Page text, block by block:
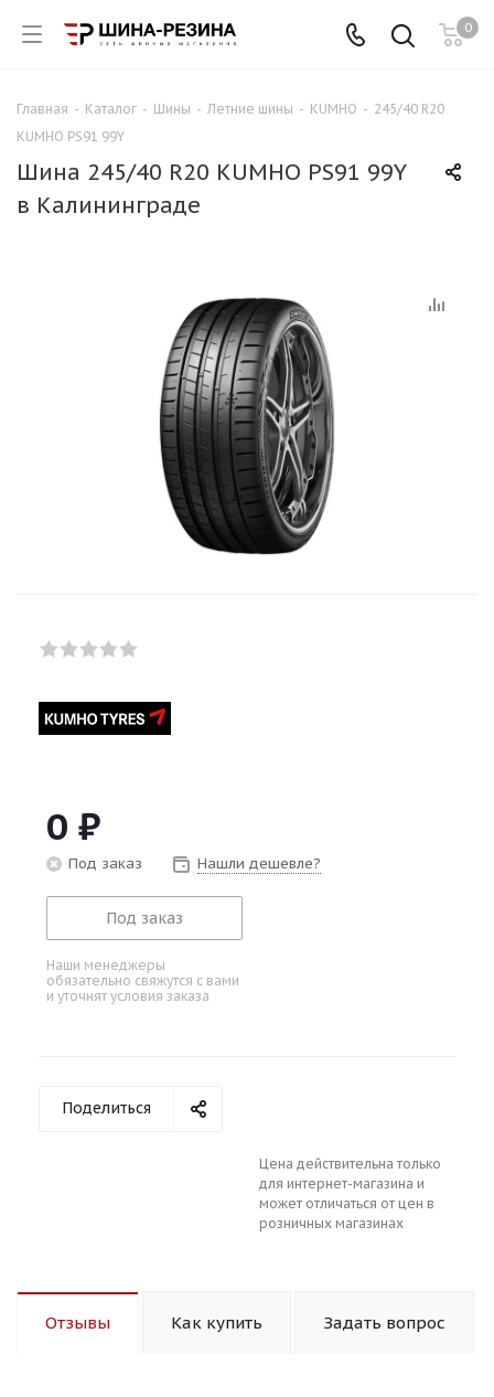
0
Главная - Каталог - Шины - Летние шины - KUMHO - 245/40 R20
KUMHO PS91 99Y
Шина 245/40 R20 KUMHO PS91 99Y
в Калининграде
0 ₽
Под заказ Нашли дешевле?
Под заказ
Наши менеджеры
обязательно свяжутся с вами
и уточнят условия заказа
Поделиться
Цена действительна только
для интернет-магазина и
может отличаться от цен в
розничных магазинах
Отзывы Как купить Задать вопрос